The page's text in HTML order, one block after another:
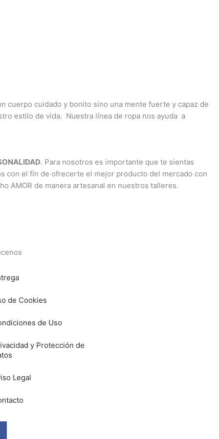
cuerpo cuidado y bonito sino una mente fuerte y capaz de
estilo de vida. Nuestra línea de ropa nos ayuda a
. Para nosotros es importante que te sientas
con el fín de ofrecerte el mejor producto del mercado con
AMOR de manera artesanal en nuestros talleres.
de Cookies
de Uso
y Protección de
Legal